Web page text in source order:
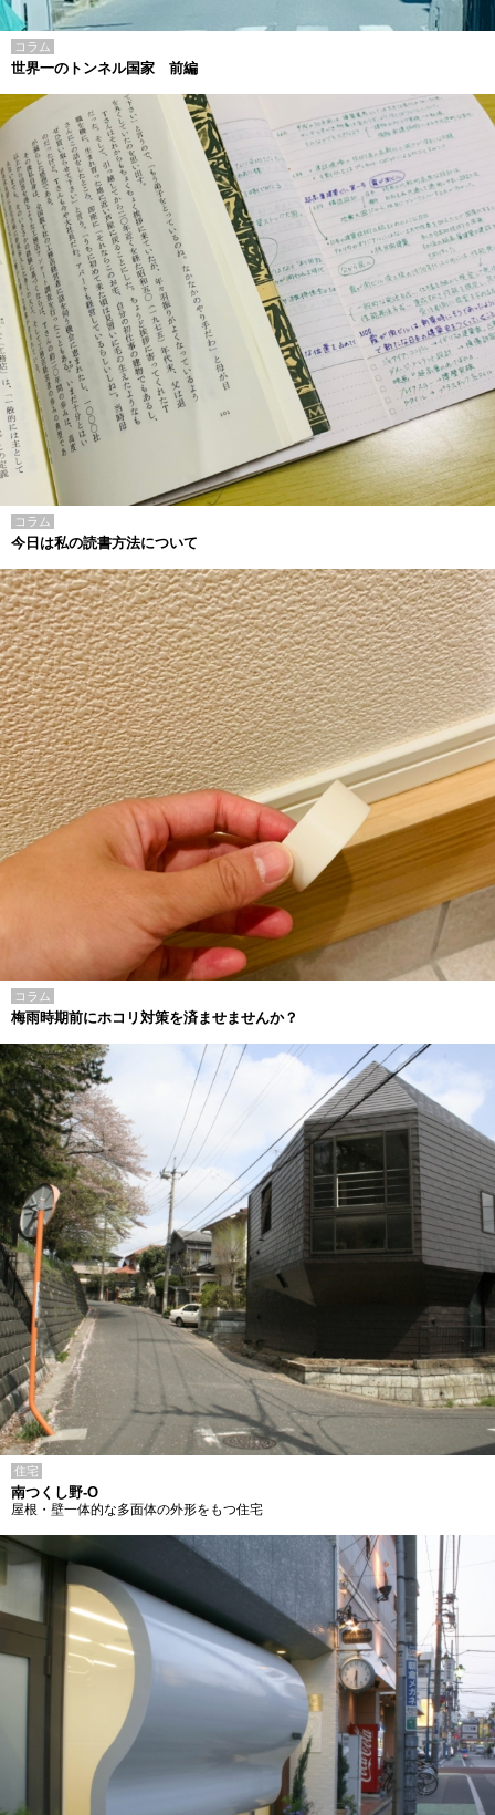
コラム
世界一のトンネル国家 前編
コラム
今日は私の読書方法について
コラム
梅雨時期前にホコリ対策を済ませませんか？
住宅
南つくし野-O
屋根・壁一体的な多面体の外形をもつ住宅